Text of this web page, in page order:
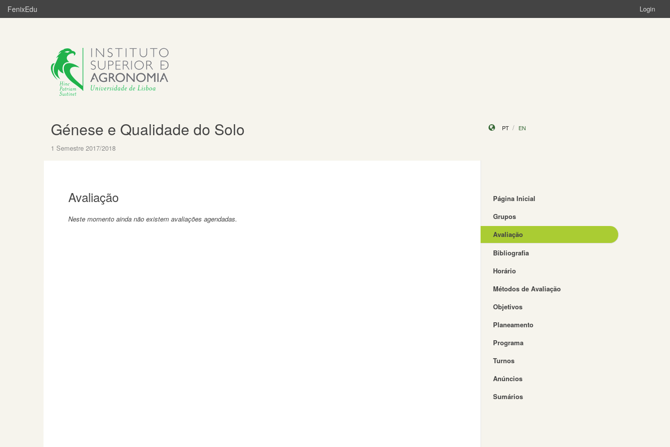
FenixEdu Login
Génese e Qualidade do Solo
1 Semestre 2017/2018
PT EN
Avaliação
Neste momento ainda não existem avaliações agendadas.
Página Inicial
Grupos
Avaliação
Bibliografia
Horário
Métodos de Avaliação
Objetivos
Planeamento
Programa
Turnos
Anúncios
Sumários